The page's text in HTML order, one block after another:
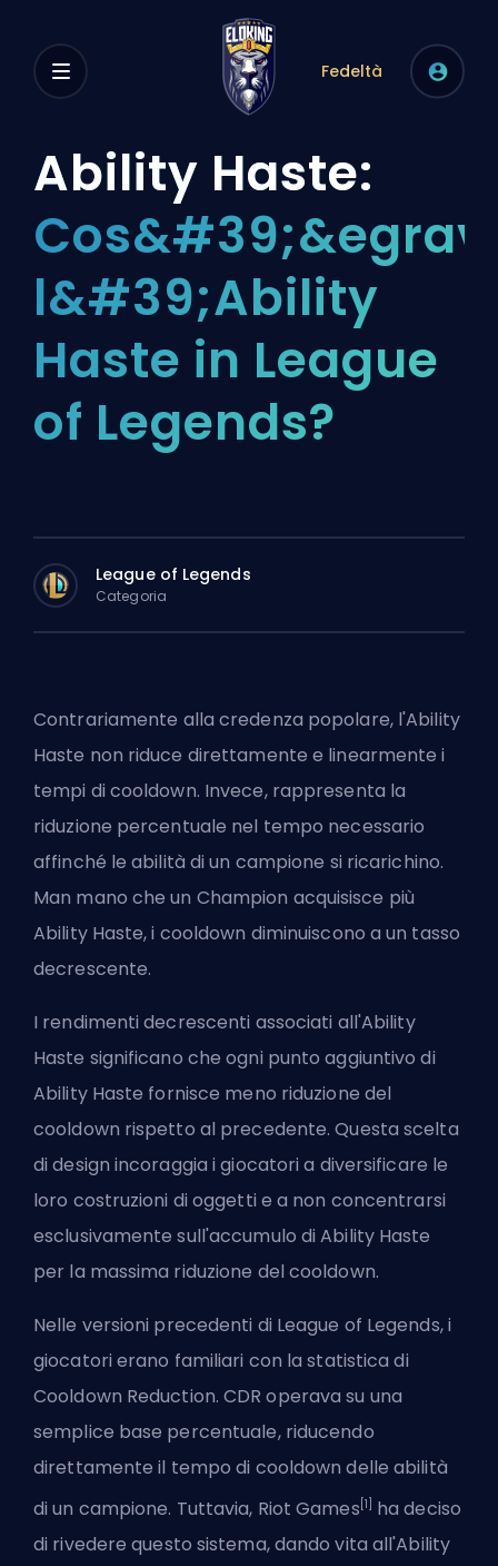
Fedeltà
Ability Haste:
l&#39;Ability
Haste in League
of Legends?
League of Legends
Categoria
Contrariamente alla credenza popolare, l'Ability
Haste non riduce direttamente e linearmente i
tempi di cooldown. Invece, rappresenta la
riduzione percentuale nel tempo necessario
affinché le abilità di un campione si ricarichino.
Man mano che un Champion acquisisce più
Ability Haste, i cooldown diminuiscono a un tasso
decrescente.
I rendimenti decrescenti associati all'Ability
Haste significano che ogni punto aggiuntivo di
Ability Haste fornisce meno riduzione del
cooldown rispetto al precedente. Questa scelta
di design incoraggia i giocatori a diversificare le
loro costruzioni di oggetti e a non concentrarsi
esclusivamente sull'accumulo di Ability Haste
per la massima riduzione del cooldown.
Nelle versioni precedenti di League of Legends, i
giocatori erano familiari con la statistica di
Cooldown Reduction. CDR operava su una
semplice base percentuale, riducendo
direttamente il tempo di cooldown delle abilità
di un campione. Tuttavia, Riot Games [1]
ha deciso
di rivedere questo sistema, dando vita all'Ability